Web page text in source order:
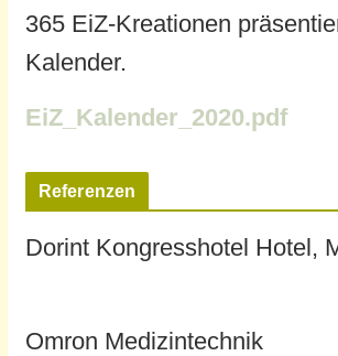
365 EiZ-Kreationen
Kalender.
EiZ_Kalender_2020.pdf
Referenzen
Dorint Kongresshotel Hotel,
Omron Medizintechnik